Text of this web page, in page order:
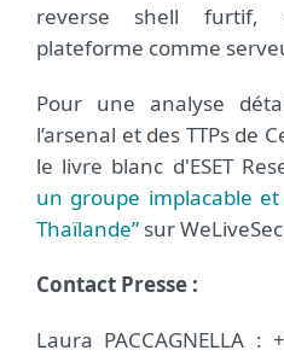
reverse shell furtif,
plateforme comme
Pour une analyse
l’arsenal et des TTPs de
le livre blanc d'ESET
un groupe implacable
Thaïlande” sur
Contact Presse :
Laura PACCAGNELLA